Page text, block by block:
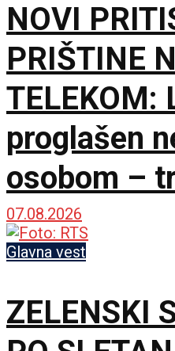
NOVI
PRIŠTINE
TELEKOM:
proglašen
osobom –
zabranjen
KiM
07.08.2026
Glavna vest
ZELENSKI